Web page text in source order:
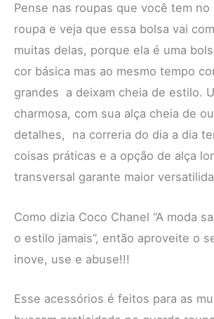
Pense nas roupas que você tem no
roupa e veja que essa bolsa vai
muitas delas, porque ela é uma
cor básica mas ao mesmo tempo
grandes a deixam cheia de estilo.
charmosa, com sua alça cheia de
detalhes, na correria do dia a dia
coisas práticas e a opção de alça
transversal garante maior
Como dizia Coco Chanel “A moda
o estilo jamais”, então aproveite o
inove, use e abuse!!!
Esse acessórios é feitos para as